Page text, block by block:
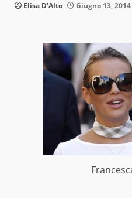
Elisa D'Alto Giugno 13, 2014